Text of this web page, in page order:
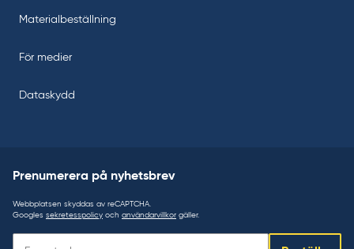
Materialbeställning
För medier
Dataskydd
Prenumerera på nyhetsbrev
Webbplatsen skyddas av reCAPTCHA.
Googles sekretesspolicy och användarvillkor gäller.